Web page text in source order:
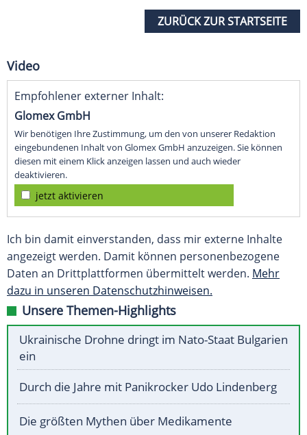
ZURÜCK ZUR STARTSEITE
Video
Empfohlener externer Inhalt:
Glomex GmbH
Wir benötigen Ihre Zustimmung, um den von unserer Redaktion
eingebundenen Inhalt von Glomex GmbH anzuzeigen. Sie können
diesen mit einem Klick anzeigen lassen und auch wieder
deaktivieren.
jetzt aktivieren
Ich bin damit einverstanden, dass mir externe Inhalte
angezeigt werden. Damit können personenbezogene
Daten an Drittplattformen übermittelt werden. Mehr
dazu in unseren Datenschutzhinweisen.
Unsere Themen-Highlights
Ukrainische Drohne dringt im Nato-Staat Bulgarien
ein
Durch die Jahre mit Panikrocker Udo Lindenberg
Die größten Mythen über Medikamente